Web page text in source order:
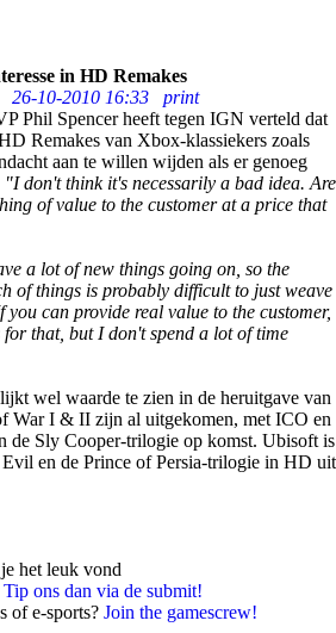
in HD Remakes
26-10-2010 16:33
print
Phil Spencer heeft tegen IGN verteld dat
Remakes van Xbox-klassiekers zoals
aan te willen wijden als er genoeg
"I don't think it's necessarily a bad idea. Are
of value to the customer at a price that
a lot of new things going on, so the
of things is probably difficult to just weave
can provide real value to the customer,
that, but I don't spend a lot of time
wel waarde te zien in de heruitgave van
War I & II zijn al uitgekomen, met ICO en
de Sly Cooper-trilogie op komst. Ubisoft is
en de Prince of Persia-trilogie in HD uit
het leuk vond
Tip ons dan via de submit!
of e-sports? Join the gamescrew!